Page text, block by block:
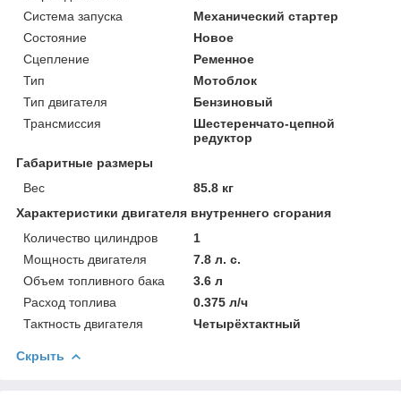
Система запуска
Механический стартер
Состояние
Новое
Сцепление
Ременное
Тип
Мотоблок
Тип двигателя
Бензиновый
Трансмиссия
Шестеренчато-цепной
редуктор
Габаритные размеры
Вес
85.8 кг
Характеристики двигателя внутреннего сгорания
Количество цилиндров
1
Мощность двигателя
7.8 л. с.
Объем топливного бака
3.6 л
Расход топлива
0.375 л/ч
Тактность двигателя
Четырёхтактный
Скрыть